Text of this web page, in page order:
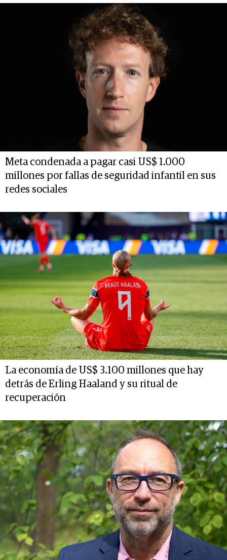
Meta condenada a pagar casi US$ 1.000
millones por fallas de seguridad infantil en sus
redes sociales
La economía de US$ 3.100 millones que hay
detrás de Erling Haaland y su ritual de
recuperación